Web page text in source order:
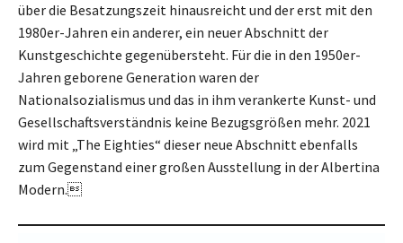
über die Besatzungszeit hinausreicht und der erst mit den
1980er-Jahren ein anderer, ein neuer Abschnitt der
Kunstgeschichte gegenübersteht. Für die in den 1950er-
Jahren geborene Generation waren der
Nationalsozialismus und das in ihm verankerte Kunst- und
Gesellschaftsverständnis keine Bezugsgrößen mehr. 2021
wird mit „The Eighties“ dieser neue Abschnitt ebenfalls
zum Gegenstand einer großen Ausstellung in der Albertina
Modern.